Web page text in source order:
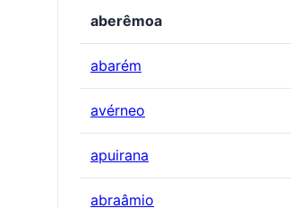
aberêmoa
abarém
avérneo
apuirana
abraâmio